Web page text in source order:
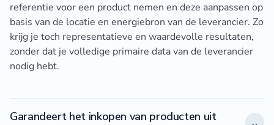
referentie voor een product nemen en deze aanpassen op
basis van de locatie en energiebron van de leverancier. Zo
krijg je toch representatieve en waardevolle resultaten,
zonder dat je volledige primaire data van de leverancier
nodig hebt.
Garandeert het inkopen van producten uit